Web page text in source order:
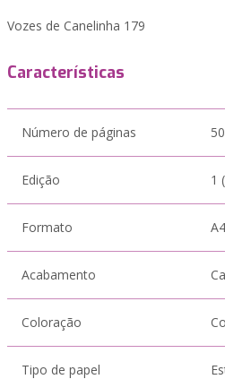
Vozes de Canelinha 179
Características
Número de páginas 50
Edição 1
Formato
Acabamento
Coloração
Tipo de papel